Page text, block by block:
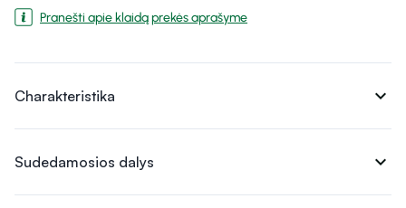
Pranešti apie klaidą prekės aprašyme
Charakteristika expand_more
Sudedamosios dalys expand_more